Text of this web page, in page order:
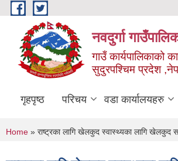
Skip to main content
नवदुर्गा
गाउँ कार्यपालिकाको
सुदुरपश्चिम प्रदेश
गृहपृष्ठ परिचय वडा कार्यालयहरु
You are here
Home » राष्ट्रका लागि खेलकुद स्वास्थ्यका लागि खेलकुद